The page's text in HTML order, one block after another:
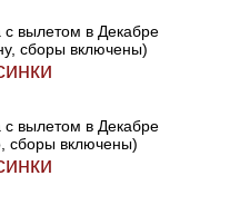
с вылетом в Декабре
сборы включены)
с вылетом в Декабре
сборы включены)